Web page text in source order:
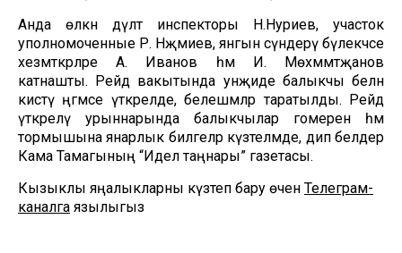
Анда өлкән дәүләт инспекторы Н.Нуриев, участок
уполномоченные Р. Нәҗмиев, янгын сүндерү бүлекчәсе
хезмәткәрләре А. Иванов һәм И. Мөхәммәтҗанов
катнашты. Рейд вакытында унҗиде балыкчы белән
кисәтү әңгәмәсе үткәрелде, белешмәләр таратылды. Рейд
үткәрелү урыннарында балыкчылар гомеренә һәм
тормышына янарлык билгеләр күзәтелмәде, дип белдерә
Кама Тамагының “Идел таңнары” газетасы.
Кызыклы яңалыкларны күзәтеп бару өчен Телеграм-
каналга язылыгыз